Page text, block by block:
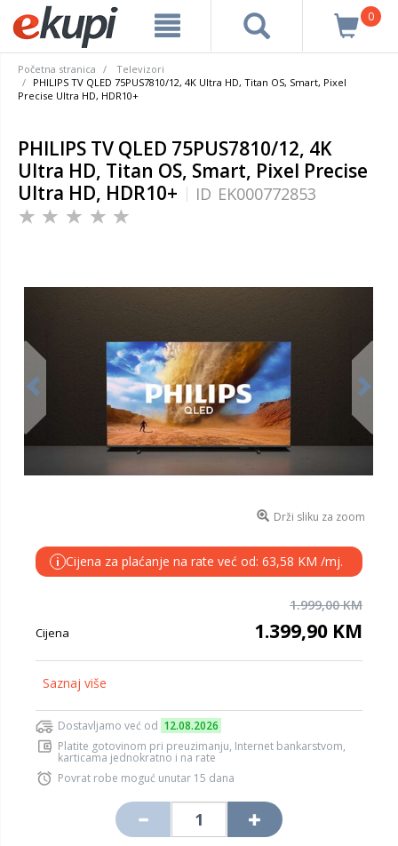
0
Početna stranica
Televizori
PHILIPS TV QLED 75PUS7810/12, 4K Ultra HD, Titan OS, Smart, Pixel
Precise Ultra HD, HDR10+
PHILIPS TV QLED 75PUS7810/12, 4K
Ultra HD, Titan OS, Smart, Pixel Precise
Ultra HD, HDR10+
ID EK000772853
Drži sliku za zoom
i Cijena za plaćanje na rate već od: 63,58 KM /mj.
1.999,00 KM
Cijena 1.399,90 KM
Saznaj više
Dostavljamo već od 12.08.2026
Platite gotovinom pri preuzimanju, Internet bankarstvom,
karticama jednokratno i na rate
Povrat robe moguć unutar 15 dana